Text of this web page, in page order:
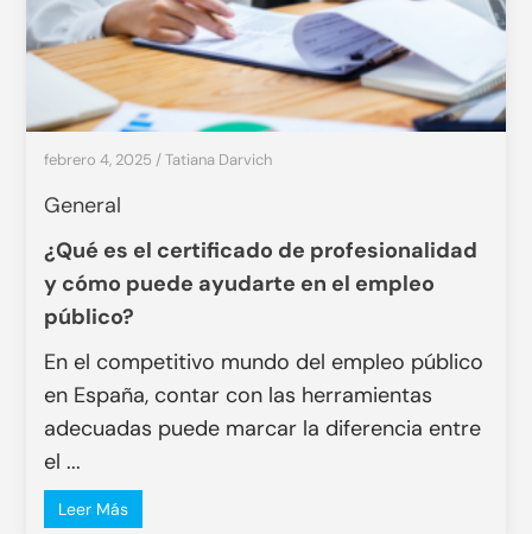
febrero 4, 2025 /Tatiana Darvich
General
¿Qué es el certificado de profesionalidad
y cómo puede ayudarte en el empleo
público?
En el competitivo mundo del empleo público
en España, contar con las herramientas
adecuadas puede marcar la diferencia entre
el ...
Leer Más